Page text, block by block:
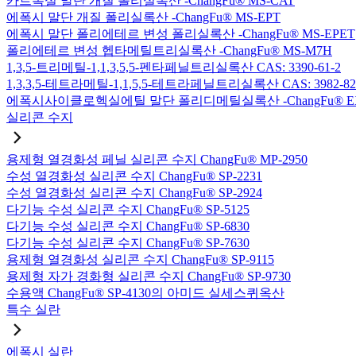
에폭시 말단 개질 폴리실록산 -ChangFu® MS-EPT
에폭시 말단 폴리에테르 변성 폴리실록산 -ChangFu® MS-EPET
폴리에테르 변성 헵타메틸트리실록산 -ChangFu® MS-M7H
1,3,5-트리메틸-1,1,3,5,5-펜타페닐트리실록산 CAS: 3390-61-2
1,3,3,5-테트라메틸-1,1,5,5-테트라페닐트리실록산 CAS: 3982-
에폭시사이클로헥실에틸 말단 폴리디메틸실록산 -ChangFu®
실리콘 수지
용제형 열경화성 페닐 실리콘 수지 ChangFu® MP-2950
수성 열경화성 실리콘 수지 ChangFu® SP-2231
수성 열경화성 실리콘 수지 ChangFu® SP-2924
다기능 수성 실리콘 수지 ChangFu® SP-5125
다기능 수성 실리콘 수지 ChangFu® SP-6830
다기능 수성 실리콘 수지 ChangFu® SP-7630
용제형 열경화성 실리콘 수지 ChangFu® SP-9115
용제형 자가 경화형 실리콘 수지 ChangFu® SP-9730
수용액 ChangFu® SP-4130의 아미드 실세스퀴옥산
특수 실란
에폭시 실란